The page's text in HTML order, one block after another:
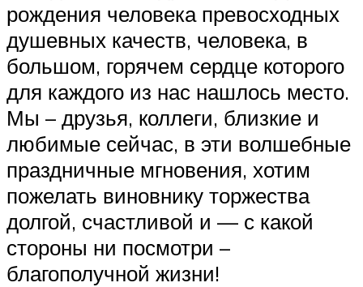
рождения человека превосходных
душевных качеств, человека, в
большом, горячем сердце которого
для каждого из нас нашлось место.
Мы – друзья, коллеги, близкие и
любимые сейчас, в эти волшебные
праздничные мгновения, хотим
пожелать виновнику торжества
долгой, счастливой и — с какой
стороны ни посмотри –
благополучной жизни!